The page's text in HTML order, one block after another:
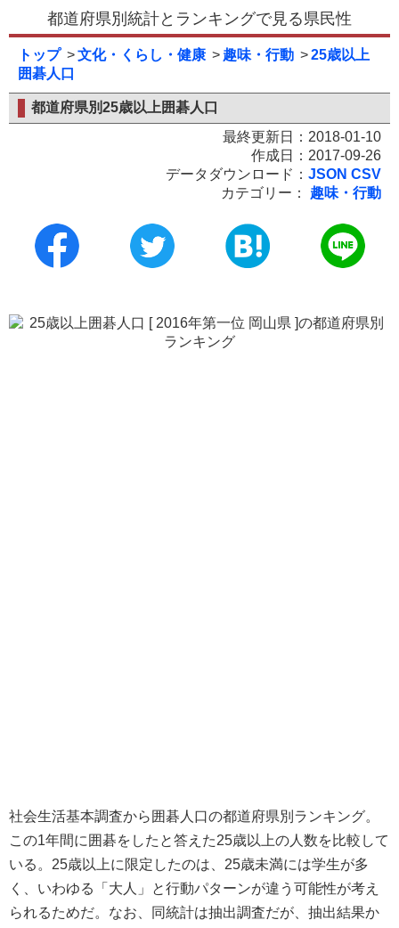
都道府県別統計とランキングで見る県民性
トップ 文化・くらし・健康 趣味・行動
25歳以上
囲碁人口
都道府県別25歳以上囲碁人口
最終更新日：2018-01-10
作成日：2017-09-26
データダウンロード： JSON CSV
カテゴリー：
趣味・行動
社会生活基本調査から囲碁人口の都道府県別ランキング。
この1年間に囲碁をしたと答えた25歳以上の人数を比較して
いる。25歳以上に限定したのは、25歳未満には学生が多
く、いわゆる「大人」と行動パターンが違う可能性が考え
られるためだ。なお、同統計は抽出調査だが、抽出結果か